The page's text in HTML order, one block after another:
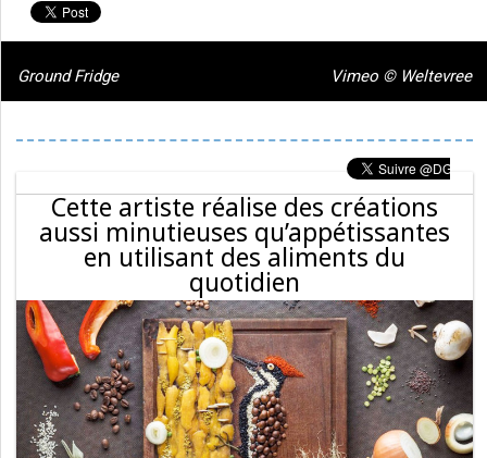
Ground Fridge Vimeo © Weltevree
Cette artiste réalise des créations
aussi minutieuses qu’appétissantes
en utilisant des aliments du
quotidien